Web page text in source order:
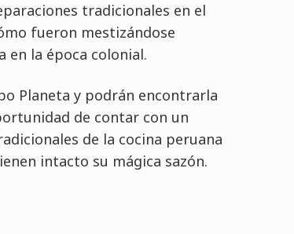
tradicionales en el
fueron mestizándose
en la época colonial.
Planeta y podrán encontrarla
de contar con un
de la cocina peruana
intacto su mágica sazón.